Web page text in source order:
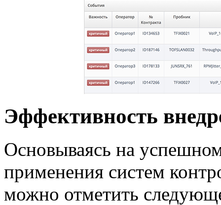
Эффективность
Основываясь на
применения систем
можно отметить